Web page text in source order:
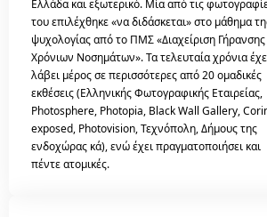
Ελλάδα και εξωτερικό. Μία από τις
του επιλέχθηκε «να διδάσκεται» στο μάθημα
ψυχολογίας από το ΠΜΣ «Διαχείριση Γήρανσης
Χρόνιων Νοσημάτων». Τα τελευταία χρόνια
λάβει μέρος σε περισσότερες από 20 ομαδικές
εκθέσεις (Ελληνικής Φωτογραφικής Εταιρείας,
Photosphere, Photopia, Black Wall Gallery,
exposed, Photovision, Τεχνόπολη, Δήμους της
ενδοχώρας κά), ενώ έχει πραγματοποιήσει και
πέντε ατομικές.